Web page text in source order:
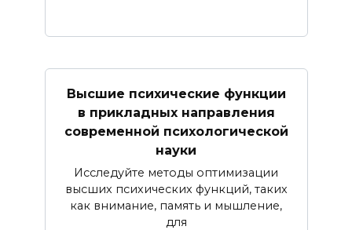
Высшие психические функции
в прикладных направления
современной психологической
науки
Исследуйте методы оптимизации
высших психических функций, таких
как внимание, память и мышление,
для